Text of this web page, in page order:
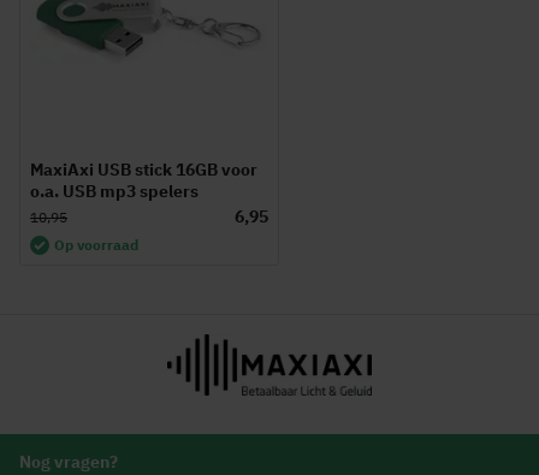
MaxiAxi USB stick 16GB voor
o.a. USB mp3 spelers
6,95
10,95
Op voorraad
Nog vragen?